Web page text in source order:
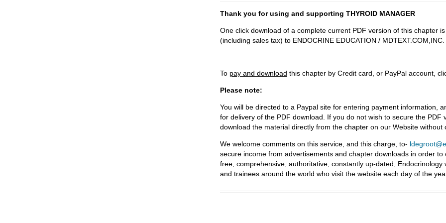
Thank you for using and supporting THYROID MANAGER
One click download of a complete current PDF version of this chapter
(including sales tax) to ENDOCRINE EDUCATION / MDTEXT.COM,INC.
To pay and download this chapter by Credit card, or PayPal account,
Please note:
You will be directed to a Paypal site for entering payment information,
for delivery of the PDF download. If you do not wish to secure the PDF
download the material directly from the chapter on our Website without
We welcome comments on this service, and this charge, to-
secure income from advertisements and chapter downloads in order
free, comprehensive, authoritative, constantly up-dated,
and trainees around the world who visit the website each day of the